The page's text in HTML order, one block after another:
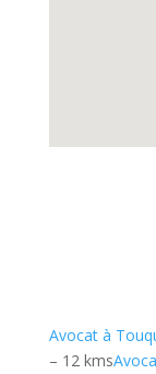
Avocat à
– 12 kms